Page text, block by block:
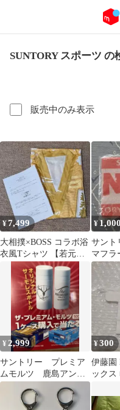
SUNTORY スポーツ の
販売中のみ表示
¥7,499
大相撲×BOSS コラボ浴
衣風Tシャツ 【若元
春】 未開封
¥1,000
サント
マフラ
ボール
ポーツ
¥ 2,999
サントリー プレミア
ムモルツ 鹿島アント
ラーズ サーモレスボ
トル 非売品
¥300
伊藤園
ックス